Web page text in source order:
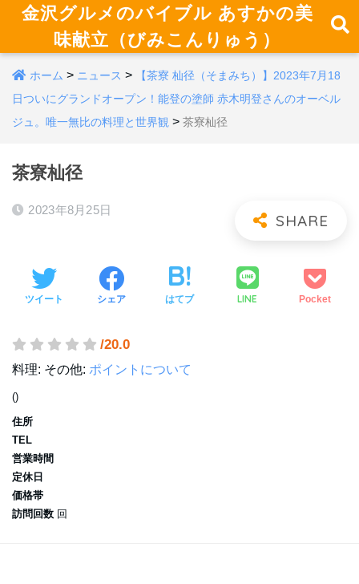
金沢グルメのバイブル あすかの美
味献立（びみこんりゅう）
ホーム > ニュース >
【茶寮 杣径（そまみち）】2023年7月18
日ついにグランドオープン！能登の塗師 赤木明登さんのオーベル
ジュ。唯一無比の料理と世界観 > 茶寮杣径
茶寮杣径
2023年8月25日
ツイート シェア はてブ LINE Pocket
/20.0
料理: その他: ポイントについて
()
住所
TEL
営業時間
定休日
価格帯
訪問回数 回